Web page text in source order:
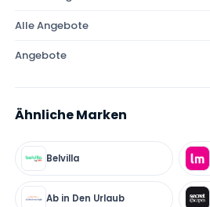
Alle Angebote
Angebote
Ähnliche Marken
Belvilla
Ab in Den Urlaub